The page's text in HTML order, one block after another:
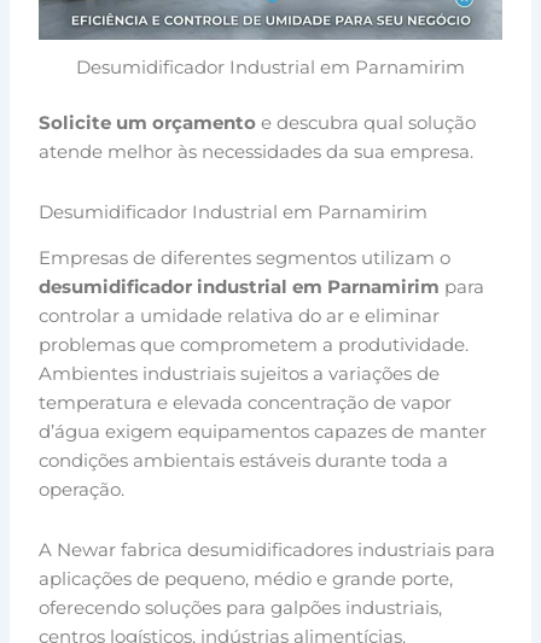
Desumidificador Industrial em Parnamirim
Solicite um orçamento e descubra qual solução
atende melhor às necessidades da sua empresa.
Desumidificador Industrial em Parnamirim
Empresas de diferentes segmentos utilizam o
desumidificador industrial em Parnamirim para
controlar a umidade relativa do ar e eliminar
problemas que comprometem a produtividade.
Ambientes industriais sujeitos a variações de
temperatura e elevada concentração de vapor
d’água exigem equipamentos capazes de manter
condições ambientais estáveis durante toda a
operação.
A Newar fabrica desumidificadores industriais para
aplicações de pequeno, médio e grande porte,
oferecendo soluções para galpões industriais,
centros logísticos, indústrias alimentícias,